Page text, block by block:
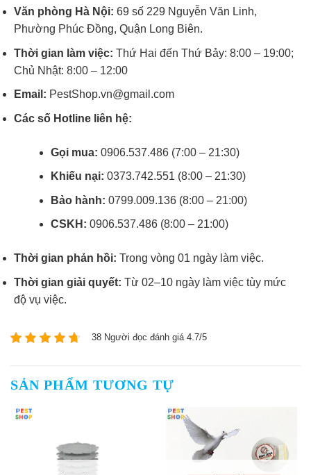
Văn phòng Hà Nội: 69 số 229 Nguyễn Văn Linh,
Phường Phúc Đồng, Quận Long Biên.
Thời gian làm việc: Thứ Hai đến Thứ Bảy: 8:00 – 19:00;
Chủ Nhật: 8:00 – 12:00
Email: PestShop.vn@gmail.com
Các số Hotline liên hệ:
Gọi mua: 0906.537.486 (7:00 – 21:30)
Khiếu nại: 0373.742.551 (8:00 – 21:30)
Bảo hành: 0799.009.136 (8:00 – 21:00)
CSKH: 0906.537.486 (8:00 – 21:00)
Thời gian phản hồi: Trong vòng 01 ngày làm việc.
Thời gian giải quyết: Từ 02–10 ngày làm việc tùy mức
độ vụ việc.
38 Người đọc đánh giá 4.7/5
SẢN PHẨM TƯƠNG TỰ